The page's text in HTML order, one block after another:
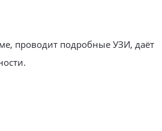
проводит подробные УЗИ, даёт